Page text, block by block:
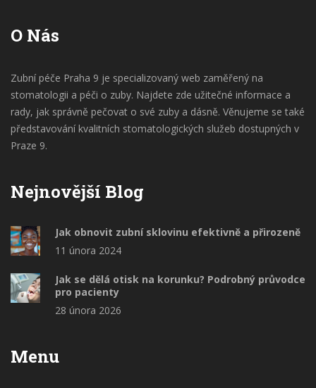
O Nás
Zubní péče Praha 9 je specializovaný web zaměřený na
stomatologii a péči o zuby. Najdete zde užitečné informace a
rady, jak správně pečovat o své zuby a dásně. Věnujeme se také
představování kvalitních stomatologických služeb dostupných v
Praze 9.
Nejnovější Blog
Jak obnovit zubní sklovinu efektivně a přirozeně
11 února 2024
Jak se dělá otisk na korunku? Podrobný průvodce
pro pacienty
28 února 2026
Menu